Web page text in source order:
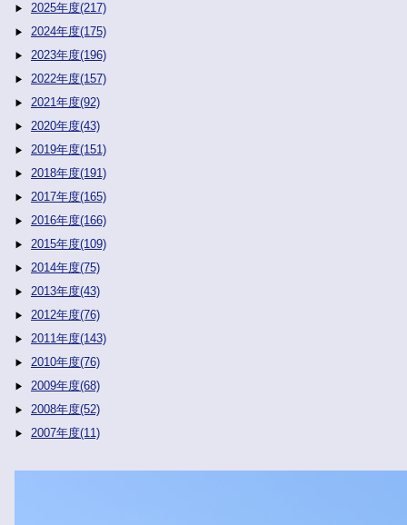
2025年度(217)
2024年度(175)
2023年度(196)
2022年度(157)
2021年度(92)
2020年度(43)
2019年度(151)
2018年度(191)
2017年度(165)
2016年度(166)
2015年度(109)
2014年度(75)
2013年度(43)
2012年度(76)
2011年度(143)
2010年度(76)
2009年度(68)
2008年度(52)
2007年度(11)